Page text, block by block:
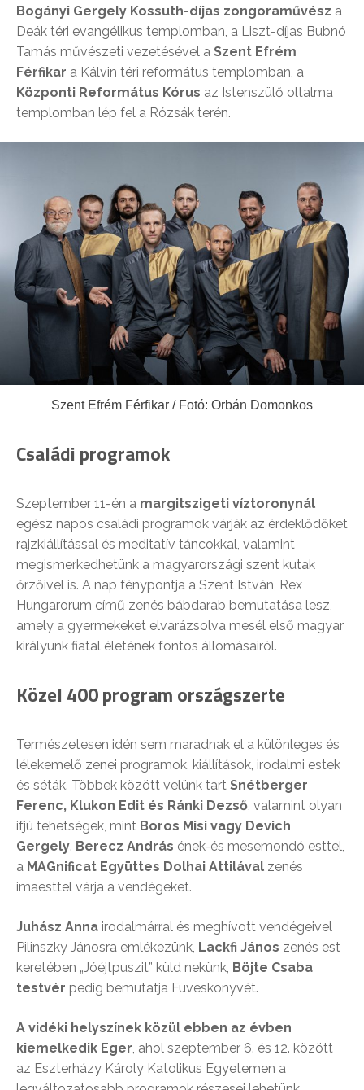
Bogányi Gergely Kossuth-díjas zongoraművész a
Deák téri evangélikus templomban, a Liszt-díjas Bubnó
Tamás művészeti vezetésével a Szent Efrém
Férfikar a Kálvin téri református templomban, a
Központi Református Kórus az Istenszülő oltalma
templomban lép fel a Rózsák terén.
Szent Efrém Férfikar / Fotó: Orbán Domonkos
Családi programok
Szeptember 11-én a margitszigeti víztoronynál
egész napos családi programok várják az érdeklődőket
rajzkiállítással és meditatív táncokkal, valamint
megismerkedhetünk a magyarországi szent kutak
őrzőivel is. A nap fénypontja a Szent István, Rex
Hungarorum című zenés bábdarab bemutatása lesz,
amely a gyermekeket elvarázsolva mesél első magyar
királyunk fiatal életének fontos állomásairól.
Közel 400 program országszerte
Természetesen idén sem maradnak el a különleges és
lélekemelő zenei programok, kiállítások, irodalmi estek
és séták. Többek között velünk tart Snétberger
Ferenc, Klukon Edit és Ránki Dezső, valamint olyan
ifjú tehetségek, mint Boros Misi vagy Devich
Gergely. Berecz András ének-és mesemondó esttel,
a MAGnificat Együttes Dolhai Attilával zenés
imaesttel várja a vendégeket.
Juhász Anna irodalmárral és meghívott vendégeivel
Pilinszky Jánosra emlékezünk, Lackfi János zenés est
keretében „Jóéjtpuszit” küld nekünk, Böjte Csaba
testvér pedig bemutatja Füveskönyvét.
A vidéki helyszínek közül ebben az évben
kiemelkedik Eger, ahol szeptember 6. és 12. között
az Eszterházy Károly Katolikus Egyetemen a